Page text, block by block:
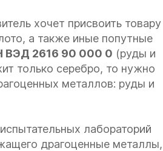
хочет присвоить товару
а также иные попутные
ВЭД 2616 90 000 0 (руды и
только серебро, то нужно
металлов: руды и
лабораторий
драгоценные металлы,